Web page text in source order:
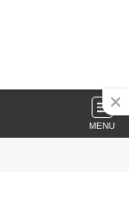
MENU